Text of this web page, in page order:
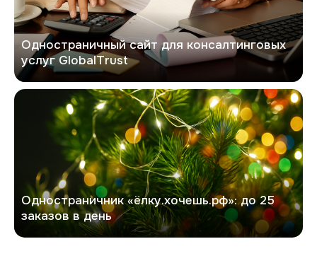
Одностраничный сайт для консалтинговых
услуг GlobalTrust
Хочешь елку
Одностраничник «ёлку.хочешь.рф»: до 25
заказов в день